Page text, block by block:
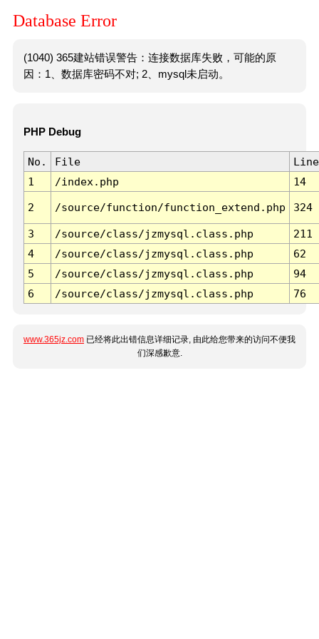
Database Error
(1040) 365建站错误警告：连接数据库失败，可能的原
因：1、数据库密码不对; 2、mysql未启动。
PHP Debug
No. File
Line
1
/index.php 14
2 /source/function/function_extend.php 324
3 /source/class/jzmysql.class.php
211
4
/source/class/jzmysql.class.php
62
5
/source/class/jzmysql.class.php
94
6
/source/class/jzmysql.class.php 76
www.365jz.com 已经将此出错信息详细记录, 由此给您带来的访问不便我
们深感歉意.